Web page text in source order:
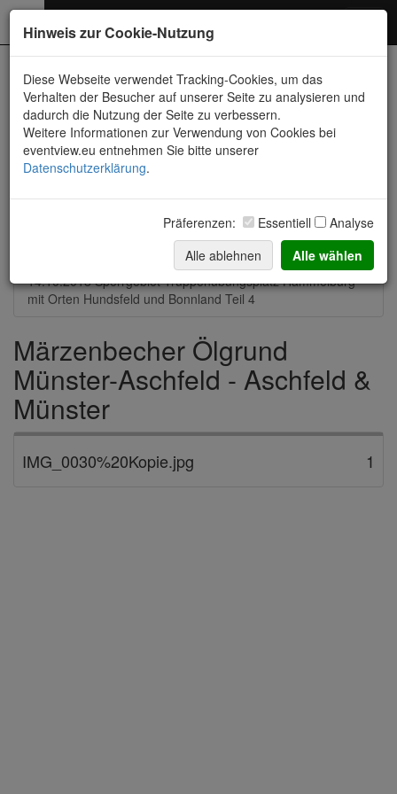
Hinweis zur Cookie-Nutzung
Diese Webseite verwendet Tracking-Cookies, um das
Verhalten der Besucher auf unserer Seite zu analysieren und
dadurch die Nutzung der Seite zu verbessern.
Weitere Informationen zur Verwendung von Cookies bei
eventview.eu entnehmen Sie bitte unserer
Datenschutzerklärung.
Präferenzen: Essentiell
Analyse
Alle ablehnen
Alle wählen
Photography
Neueste Fotos
14.08.2021 Strohballen-Feld zwischen Münster und Aschfeld
21.03.2021 Märzenbecher Ölgrund Münster-Aschfeld
13.10.2019 Bonnland im Sperrgebiet und
14.10.2018 Sperrgebiet Truppenübungsplatz Hammelburg
mit Orten Hundsfeld und Bonnland Teil 4
Märzenbecher Ölgrund
Münster-Aschfeld - Aschfeld &
Münster
1
IMG_0030%20Kopie.jpg